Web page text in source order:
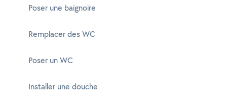
Poser une baignoire
Remplacer des WC
Poser un WC
Installer une douche